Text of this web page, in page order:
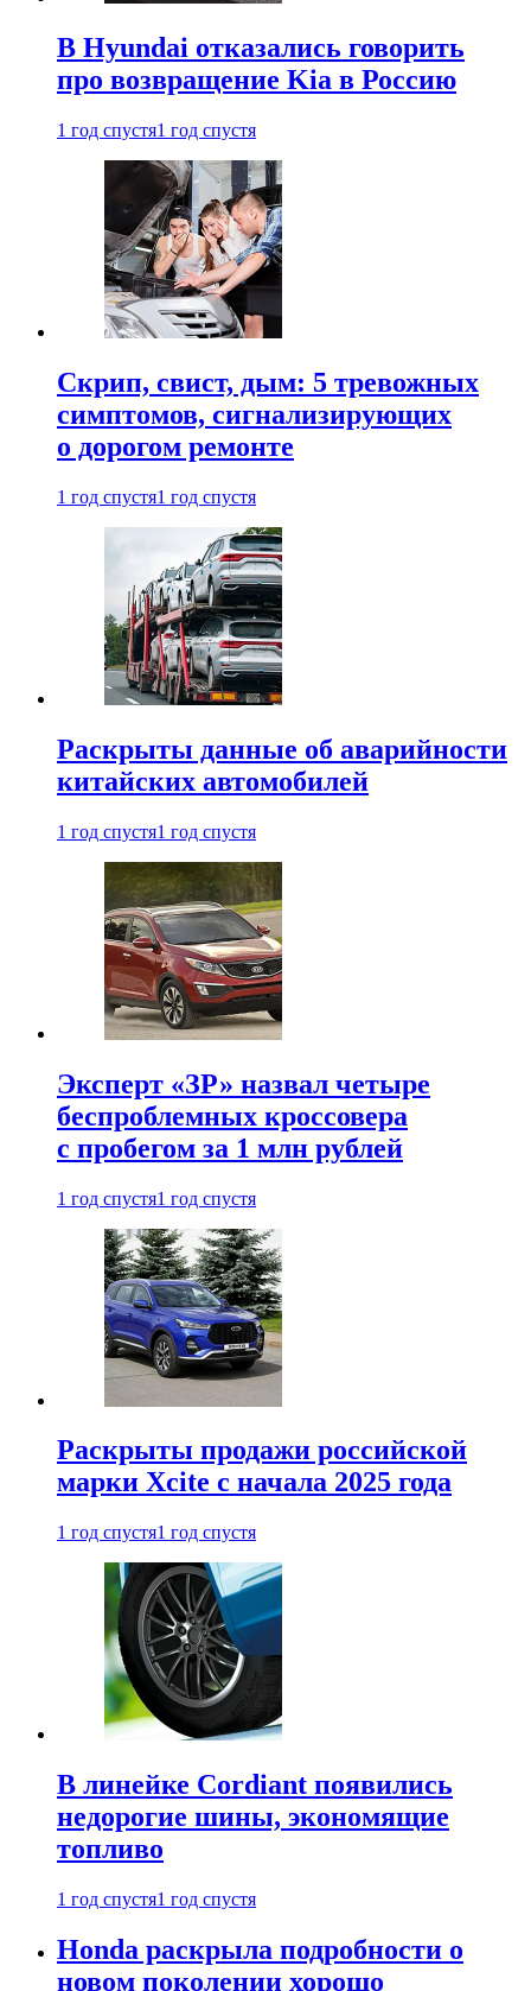
В Hyundai отказались говорить
про возвращение Kia в Россию
1 год спустя1 год спустя
Скрип, свист, дым: 5 тревожных
симптомов, сигнализирующих
о дорогом ремонте
1 год спустя1 год спустя
Раскрыты данные об аварийности
китайских автомобилей
1 год спустя1 год спустя
Эксперт «ЗР» назвал четыре
беспроблемных кроссовера
с пробегом за 1 млн рублей
1 год спустя1 год спустя
Раскрыты продажи российской
марки Xcite с начала 2025 года
1 год спустя1 год спустя
В линейке Cordiant появились
недорогие шины, экономящие
топливо
1 год спустя1 год спустя
Honda раскрыла подробности о
новом поколении хорошо